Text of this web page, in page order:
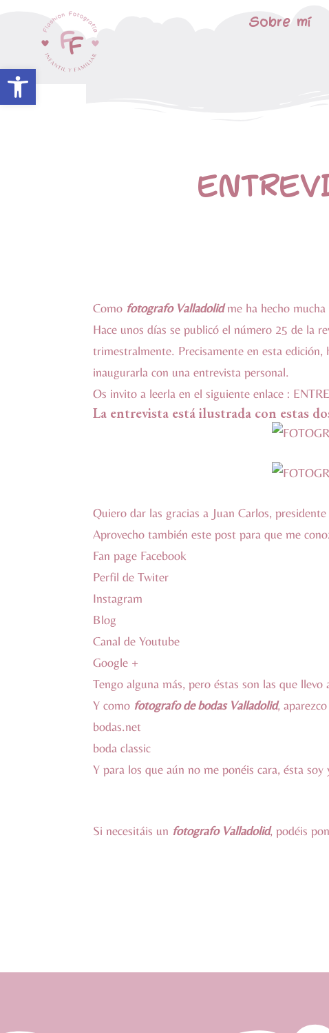
Abrir barra de herramientas
Sobre mí
Como fotografo Valladolidme ha hecho
Hace unos días se publicó el número 25 de la
trimestralmente. Precisamente en esta edición,
inaugurarla con una entrevista personal.
Os invito a leerla en el siguiente enlace :
La entrevista está ilustrada con estas
Quiero dar las gracias a Juan Carlos, presidente
Aprovecho también este post para que me
Fan page Facebook
Perfil de Twiter
Instagram
Blog
Canal de Youtube
Google +
Tengo alguna más, pero éstas son las que llevo
Y como fotografo de bodas Valladolid,
bodas.net
boda classic
Y para los que aún no me ponéis cara, ésta soy
Si necesitáis un fotografo Valladolid, podéis